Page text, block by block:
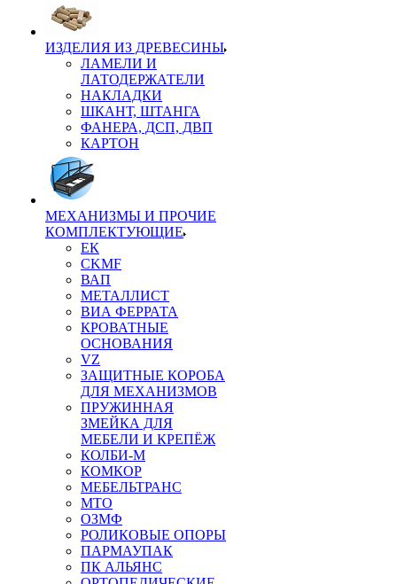
ИЗДЕЛИЯ ИЗ ДРЕВЕСИНЫ
ЛАМЕЛИ И
ЛАТОДЕРЖАТЕЛИ
НАКЛАДКИ
ШКАНТ, ШТАНГА
ФАНЕРА, ДСП, ДВП
КАРТОН
МЕХАНИЗМЫ И ПРОЧИЕ
КОМПЛЕКТУЮЩИЕ
ЕК
CKMF
ВАП
МЕТАЛЛИСТ
ВИА ФЕРРАТА
КРОВАТНЫЕ
ОСНОВАНИЯ
VZ
ЗАЩИТНЫЕ КОРОБА
ДЛЯ МЕХАНИЗМОВ
ПРУЖИННАЯ
ЗМЕЙКА ДЛЯ
МЕБЕЛИ И КРЕПЁЖ
КОЛБИ-М
КОМКОР
МЕБЕЛЬТРАНС
MTO
ОЗМФ
РОЛИКОВЫЕ ОПОРЫ
ПАРМАУПАК
ПК АЛЬЯНС